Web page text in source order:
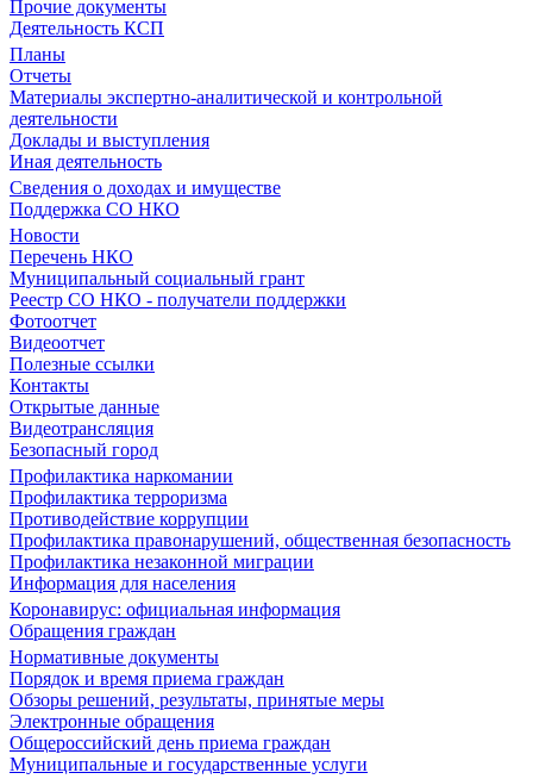
Прочие документы
Деятельность КСП
Планы
Отчеты
Материалы экспертно-аналитической и контрольной
деятельности
Доклады и выступления
Иная деятельность
Сведения о доходах и имуществе
Поддержка СО НКО
Новости
Перечень НКО
Муниципальный социальный грант
Реестр СО НКО - получатели поддержки
Фотоотчет
Видеоотчет
Полезные ссылки
Контакты
Открытые данные
Видеотрансляция
Безопасный город
Профилактика наркомании
Профилактика терроризма
Противодействие коррупции
Профилактика правонарушений, общественная безопасность
Профилактика незаконной миграции
Информация для населения
Коронавирус: официальная информация
Обращения граждан
Нормативные документы
Порядок и время приема граждан
Обзоры решений, результаты, принятые меры
Электронные обращения
Общероссийский день приема граждан
Муниципальные и государственные услуги